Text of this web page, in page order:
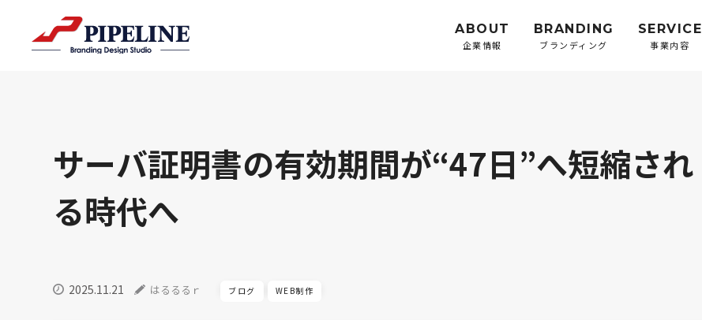
ABOUT
企業情報
BRANDING
ブランディング
SERVICE
事業内容
サーバ証明書の有効期間が“47日”へ短縮され
る時代へ
2025.11.21 はるるるｒ ブログ WEB制作